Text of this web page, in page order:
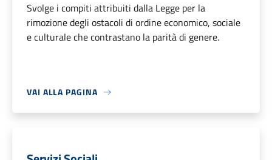
Svolge i compiti attribuiti dalla Legge per la
rimozione degli ostacoli di ordine economico, sociale
e culturale che contrastano la parità di genere.
VAI ALLA PAGINA